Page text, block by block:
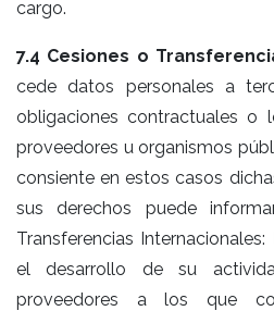
cargo.
7.4 Cesiones o
cede datos personales a
obligaciones contractuales o
proveedores u organismos
consiente en estos casos
sus derechos puede
Transferencias
el desarrollo de su
proveedores a los que